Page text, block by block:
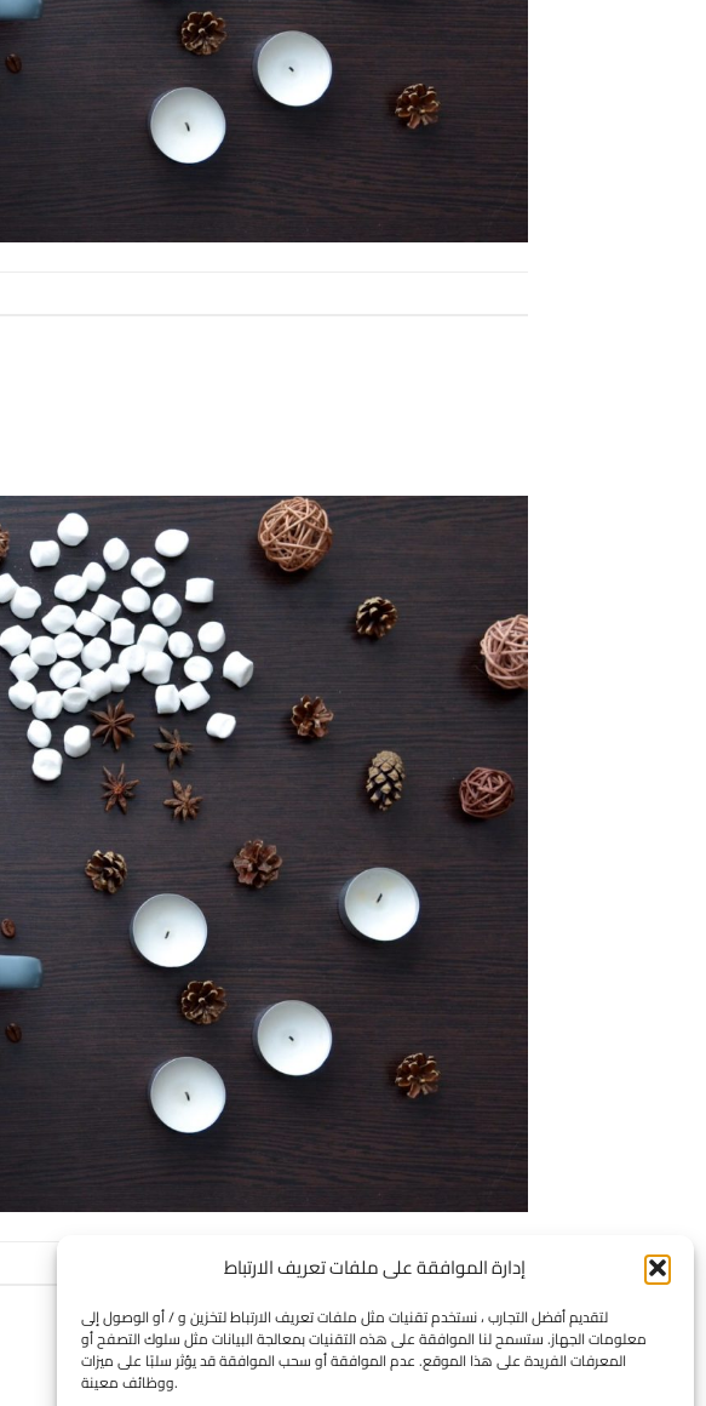
إدارة الموافقة على ملفات تعريف الارتباط
لتقديم أفضل التجارب ، نستخدم تقنيات مثل ملفات تعريف الارتباط لتخزين و / أو الوصول إلى
معلومات الجهاز. ستسمح لنا الموافقة على هذه التقنيات بمعالجة البيانات مثل سلوك التصفح أو
المعرفات الفريدة على هذا الموقع. عدم الموافقة أو سحب الموافقة قد يؤثر سلبًا على ميزات
ووظائف معينة.